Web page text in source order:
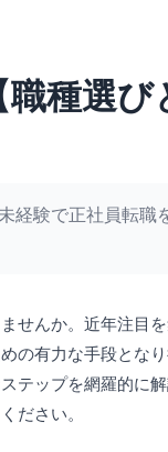
種選び
経験で正社員転職
せんか。近年注目
の有力な手段とな
テップを網羅的に解
ださい。